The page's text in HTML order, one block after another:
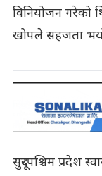
विनियोजन गरेको
खोपले सहजता
सुदूरपश्चिम प्रदेश